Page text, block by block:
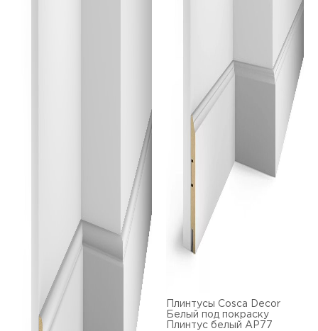
Плинтусы Cosca Decor
Белый под покраску
Плинтус белый AP77